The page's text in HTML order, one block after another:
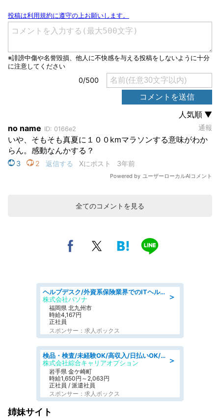
全てのコメントを見る
＞
ヘルプデスク/外資系保険業界でのITヘルプデスク業務/駅近/即日勤務可/ヘルプデスク
株式会社パソナ
福岡県 北九州市
時給4,167円
正社員
スポンサー：求人ボックス
＞
検品・検査/未経験OK/高収入/日払いOK/交替制/20・30・40代活躍中
株式会社綜合キャリアオプション
岩手県 金ケ崎町
時給1,650円～2,063円
正社員 / 派遣社員
スポンサー：求人ボックス
姉妹サイト